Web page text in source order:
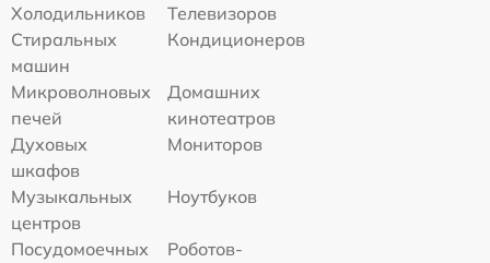
Холодильников
Телевизоров
Стиральных
машин
Кондиционеров
Микроволновых
печей
Домашних
кинотеатров
Духовых
шкафов
Мониторов
Музыкальных
центров
Ноутбуков
Посудомоечных
Роботов-